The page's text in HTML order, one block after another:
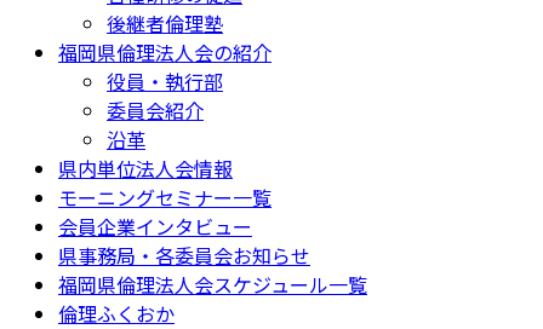
後継者倫理塾
福岡県倫理法人会の紹介
役員・執行部
委員会紹介
沿革
県内単位法人会情報
モーニングセミナー一覧
会員企業インタビュー
県事務局・各委員会お知らせ
福岡県倫理法人会スケジュール一覧
倫理ふくおか